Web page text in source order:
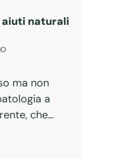
aiuti naturali
ma non
a
che
le donne.